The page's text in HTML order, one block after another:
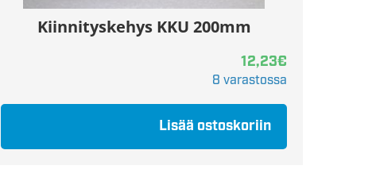
Kiinnityskehys KKU 200mm
12,23€
8 varastossa
Lisää ostoskoriin